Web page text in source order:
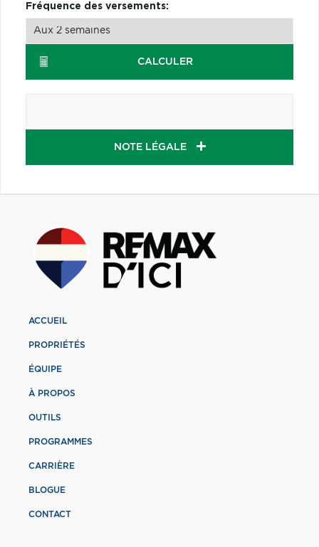
Fréquence des versements:
CALCULER
NOTE LÉGALE
ACCUEIL
PROPRIÉTÉS
ÉQUIPE
À PROPOS
OUTILS
PROGRAMMES
CARRIÈRE
BLOGUE
CONTACT